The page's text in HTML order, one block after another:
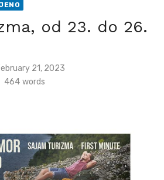
od 23. do 26.
21, 2023
464 words